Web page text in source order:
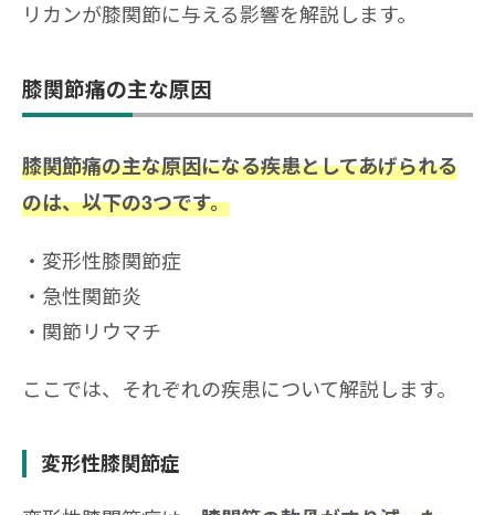
リカンが膝関節に与える影響を解説します。
膝関節痛の主な原因
膝関節痛の主な原因になる疾患としてあげられる
のは、以下の3つです。
変形性膝関節症
急性関節炎
関節リウマチ
ここでは、それぞれの疾患について解説します。
変形性膝関節症